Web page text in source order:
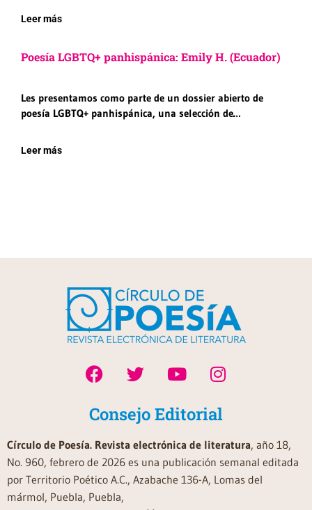
Leer más
Poesía LGBTQ+ panhispánica: Emily H. (Ecuador)
Les presentamos como parte de un dossier abierto de
poesía LGBTQ+ panhispánica, una selección de…
Leer más
Consejo Editorial
Círculo de Poesía. Revista electrónica de literatura, año 18,
No. 960, febrero de 2026 es una publicación semanal editada
por Territorio Poético A.C., Azabache 136-A, Lomas del
mármol, Puebla, Puebla,